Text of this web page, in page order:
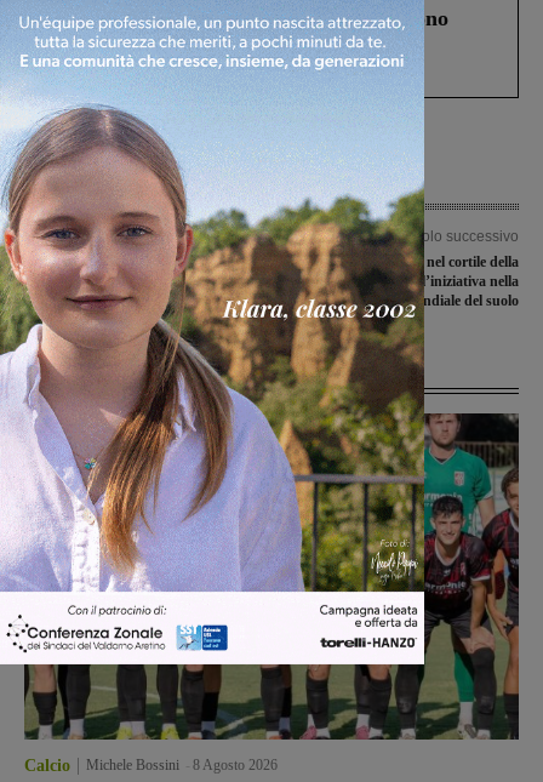
Un anno fa la strage in A1 in cui morirono
Gianni, Giulia e Franco. Lo schianto, il
processo, lo stop ai sorpassi fra tir....
Articolo precedente
Penultima di andata nel campionato
di Promozione
Articolo successivo
Un nuovo orto nel cortile della
primaria Don Milani: l’iniziativa nella
Giornata mondiale del suolo
Ultime Notizie
Calcio Michele Bossini 8 Agosto 2026